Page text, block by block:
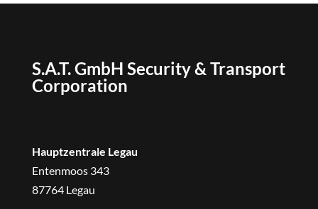
S.A.T. GmbH Security & Transport
Corporation
Hauptzentrale Legau
Entenmoos 343
87764 Legau